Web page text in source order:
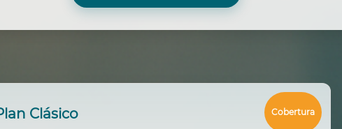
Clásico Cobertura